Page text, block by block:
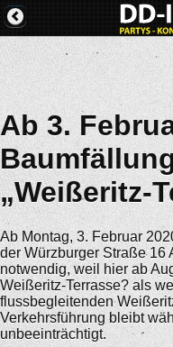
Ab 3.
„Weißeritz-
Ab Montag, 3. Februar
der Würzburger Straße 16
notwendig, weil hier ab
Weißeritz-Terrasse? als
flussbegleitenden
Verkehrsführung bleibt
unbeeinträchtigt.